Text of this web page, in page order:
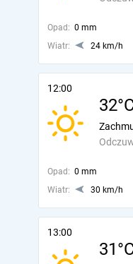
Opad: 0 mm
Wiatr:
24 km/h
12:00
Opad: 0 mm
Wiatr:
30 km/h
13:00